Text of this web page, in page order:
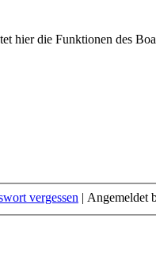
hier die Funktionen des
vergessen | Angemeldet